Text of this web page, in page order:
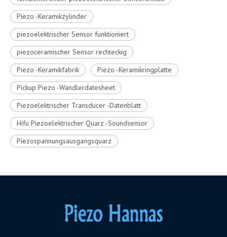
Piezo -Keramikzylinder
piezoelektrischer Sensor funktioniert
piezoceramischer Sensor rechteckig
Piezo -Keramikfabrik
Piezo -Keramikringplatte
Pickup Piezo -Wandlerdatesheet
Piezoelektrischer Transducer -Datenblatt
Hifu Piezoelektrischer Quarz -Soundsensor
Piezospannungsausgangsquarz